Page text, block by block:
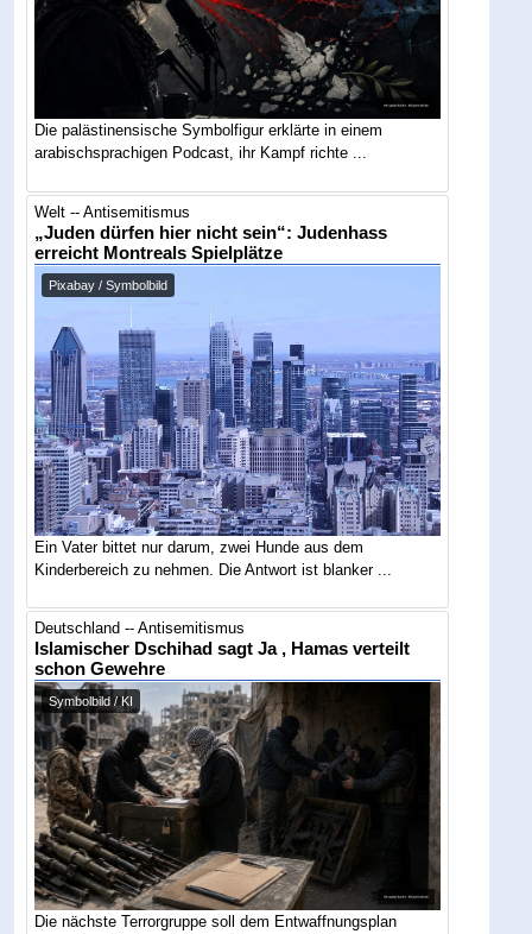
Die palästinensische Symbolfigur erklärte in einem
arabischsprachigen Podcast, ihr Kampf richte ...
Welt -- Antisemitismus
„Juden dürfen hier nicht sein“: Judenhass
erreicht Montreals Spielplätze
Pixabay / Symbolbild
Ein Vater bittet nur darum, zwei Hunde aus dem
Kinderbereich zu nehmen. Die Antwort ist blanker ...
Deutschland -- Antisemitismus
Islamischer Dschihad sagt Ja , Hamas verteilt
schon Gewehre
Symbolbild / KI
Die nächste Terrorgruppe soll dem Entwaffnungsplan